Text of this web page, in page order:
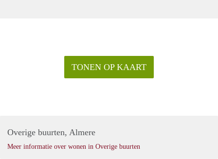
TONEN OP KAART
Overige buurten, Almere
Meer informatie over wonen in Overige buurten